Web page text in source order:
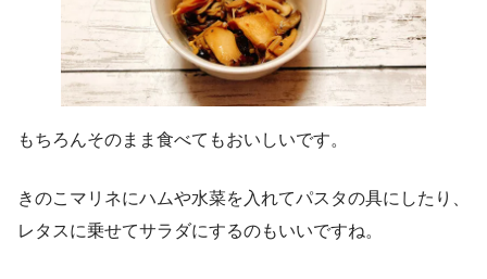
もちろんそのまま食べてもおいしいです。
きのこマリネにハムや水菜を入れてパスタの具にしたり、
レタスに乗せてサラダにするのもいいですね。